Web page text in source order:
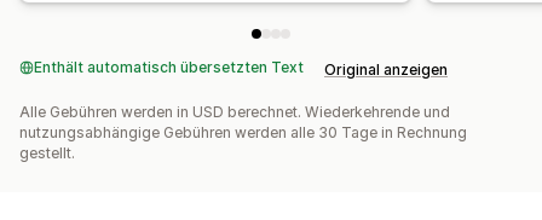
Enthält automatisch übersetzten Text Original anzeigen
Alle Gebühren werden in USD berechnet. Wiederkehrende und
nutzungsabhängige Gebühren werden alle 30 Tage in Rechnung
gestellt.